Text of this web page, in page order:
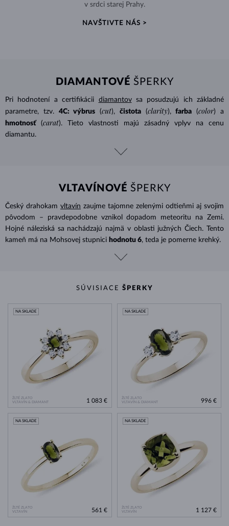
v srdci starej Prahy.
NAVŠTIVTE NÁS >
DIAMANTOVÉ ŠPERKY
Pri hodnotení a certifikácii diamantovsa posudzujú ich základné
parametre, tzv.
4C: výbrus (cut), čistota (clarity), farba (color) a
hmotnosť
(carat). Tieto vlastnosti majú zásadný vplyv na cenu
diamantu.
VLTAVÍNOVÉ ŠPERKY
Český drahokam vltavín zaujme tajomne zelenými odtieňmi aj svojim
pôvodom – pravdepodobne vznikol dopadom meteoritu na Zemi.
Hojné náleziská sa nachádzajú najmä v oblasti južných Čiech. Tento
kameň má na Mohsovej stupnici hodnotu 6, teda je pomerne krehký.
SÚVISIACE ŠPERKY
ŽLTÉ ZLATO
VLTAVÍN & DIAMANT
NA SKLADE
1 083 €
ŽLTÉ ZLATO
VLTAVÍN & DIAMANT
NA SKLADE
996 €
ŽLTÉ ZLATO
VLTAVÍN
NA SKLADE
561 €
ŽLTÉ ZLATO
VLTAVÍN
NA SKLADE
1 127 €